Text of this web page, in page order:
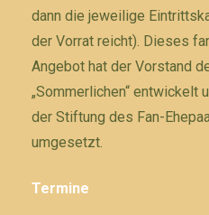
dann die jeweilige
der Vorrat reicht). Dieses
Angebot hat der Vorstand
„Sommerlichen“ entwickelt
der Stiftung des Fan-
umgesetzt.
Termine